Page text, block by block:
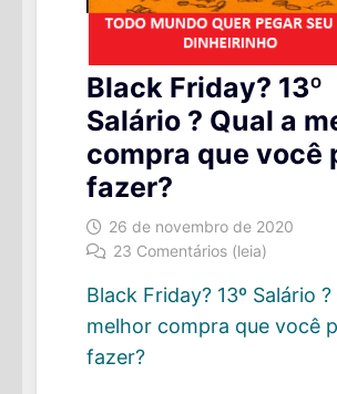
Black Friday? 13º
Salário ? Qual a
compra que você
fazer?
26 de novembro de 2020
23 Comentários (leia)
Black Friday? 13º Salário ?
melhor compra que você
fazer?